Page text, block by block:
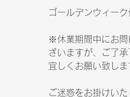
ゴールデンウィー
※休業期間中にお問
ざいますが、ご了
宜しくお願い致しま
ご迷惑をお掛けい